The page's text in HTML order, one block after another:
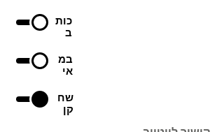
כות
ב
במ
אי
שח
קן